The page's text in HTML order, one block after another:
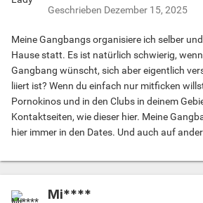
Geschrieben Dezember 15, 2025
Meine Gangbangs organisiere ich selber
Hause statt. Es ist natürlich schwierig,
Gangbang wünscht, sich aber eigentlich
liiert ist? Wenn du einfach nur mitficken
Pornokinos und in den Clubs in deinem
Kontaktseiten, wie dieser hier. Meine
hier immer in den Dates. Und auch auf
Mi****